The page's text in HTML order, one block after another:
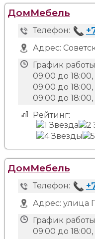
ДомМебель
Телефон:
Адрес:
График
09:00 до 18:00,
09:00 до 18:00,
09:00 до 18:00,
Рейтинг:
ДомМебель
Телефон:
Адрес: улица
График
09:00 до 18:00,